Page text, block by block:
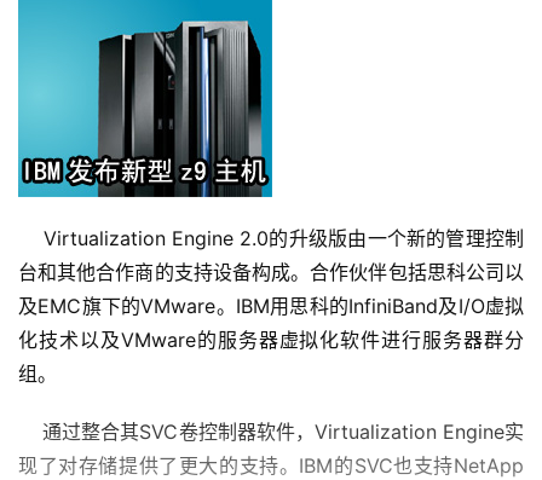
Virtualization Engine 2.0的升级版由一个新的管理控制
台和其他合作商的支持设备构成。合作伙伴包括思科公司以
及EMC旗下的VMware。IBM用思科的InfiniBand及I/O虚拟
化技术以及VMware的服务器虚拟化软件进行服务器群分
组。
通过整合其SVC卷控制器软件，Virtualization Engine实
现了对存储提供了更大的支持。IBM的SVC也支持NetApp